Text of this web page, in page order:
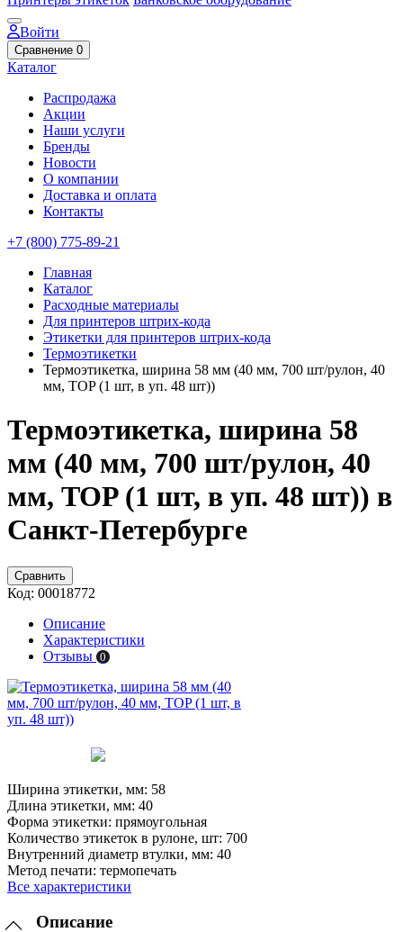
Войти
Сравнение 0
Каталог
Распродажа
Акции
Наши услуги
Бренды
Новости
О компании
Доставка и оплата
Контакты
+7 (800) 775-89-21
Главная
Каталог
Расходные материалы
Для принтеров штрих-кода
Этикетки для принтеров штрих-кода
Термоэтикетки
Термоэтикетка, ширина 58 мм (40 мм, 700 шт/рулон, 40
мм, TOP (1 шт, в уп. 48 шт))
Термоэтикетка, ширина 58
мм (40 мм, 700 шт/рулон, 40
мм, TOP (1 шт, в уп. 48 шт)) в
Санкт-Петербурге
Сравнить
Код: 00018772
Описание
Характеристики
Отзывы 0
Ширина этикетки, мм: 58
Длина этикетки, мм: 40
Форма этикетки: прямоугольная
Количество этикеток в рулоне, шт: 700
Внутренний диаметр втулки, мм: 40
Метод печати: термопечать
Все характеристики
Описание